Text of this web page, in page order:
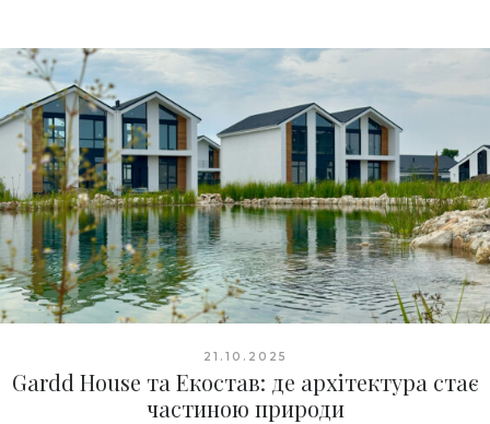
21.10.2025
Gardd House та Екостав: де архітектура стає
частиною природи